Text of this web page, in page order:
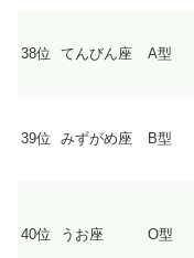
38位 てんびん座 A型
39位 みずがめ座 B型
40位 うお座 O型